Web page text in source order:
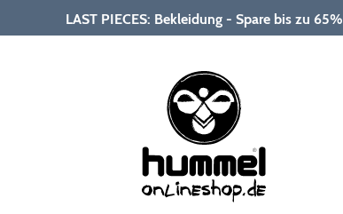
LAST PIECES: Bekleidung - Spare bis zu 65%